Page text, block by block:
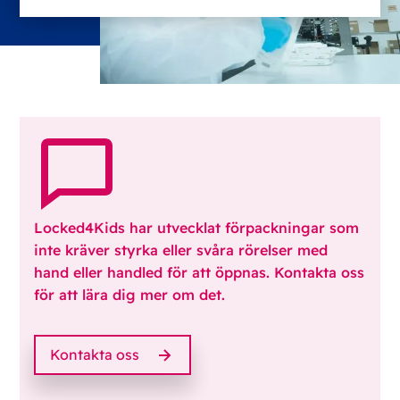
Locked4Kids har utvecklat förpackningar som
inte kräver styrka eller svåra rörelser med
hand eller handled för att öppnas. Kontakta oss
för att lära dig mer om det.
Kontakta oss